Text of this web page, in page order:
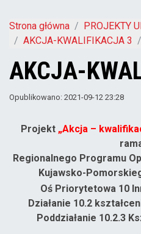
Strona główna
PROJEKTY
AKCJA-KWALIFIKACJA 3
AKCJA-
Opublikowano: 2021-09-12 23:28
Projekt „Akcja –
Regionalnego Programu
Kujawsko-
Oś Priorytetowa 10
Działanie 10.2
Poddziałanie 10.2.3